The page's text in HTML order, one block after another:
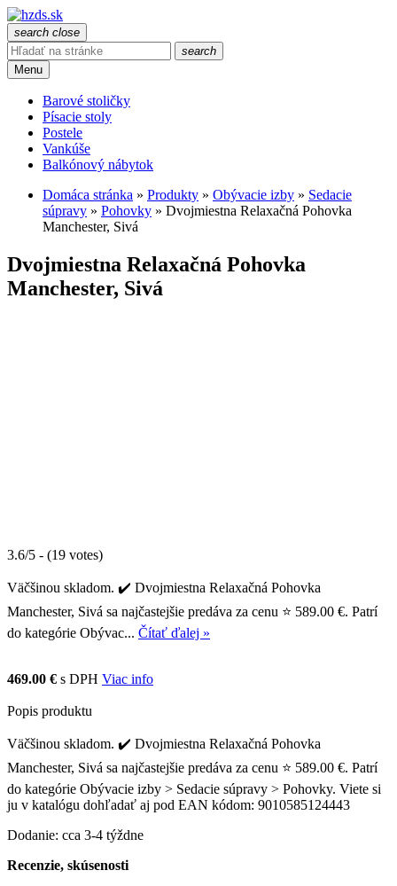
search close
search
Menu
Barové stoličky
Písacie stoly
Postele
Vankúše
Balkónový nábytok
Domáca stránka » Produkty » Obývacie izby » Sedacie
súpravy » Pohovky » Dvojmiestna Relaxačná Pohovka
Manchester, Sivá
Dvojmiestna Relaxačná Pohovka
Manchester, Sivá
3.6/5 - (19 votes)
Väčšinou skladom. ✔️ Dvojmiestna Relaxačná Pohovka
Manchester, Sivá sa najčastejšie predáva za cenu ⭐ 589.00 €. Patrí
do kategórie Obývac... Čítať ďalej »
469.00 € s DPH Viac info
Popis produktu
Väčšinou skladom. ✔️ Dvojmiestna Relaxačná Pohovka
Manchester, Sivá sa najčastejšie predáva za cenu ⭐ 589.00 €. Patrí
do kategórie Obývacie izby > Sedacie súpravy > Pohovky. Viete si
ju v katalógu dohľadať aj pod EAN kódom: 9010585124443
Dodanie: cca 3-4 týždne
Recenzie, skúsenosti